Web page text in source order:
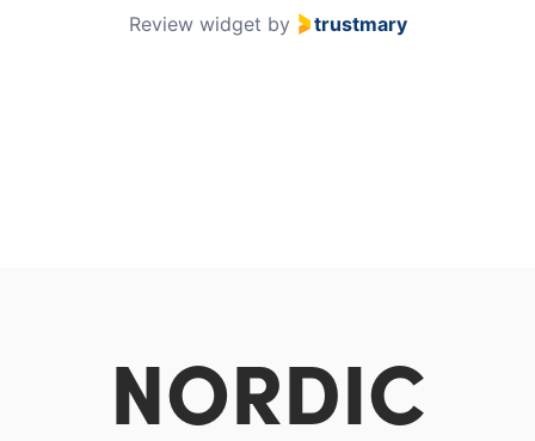
Review widget by trustmary
NORDIC